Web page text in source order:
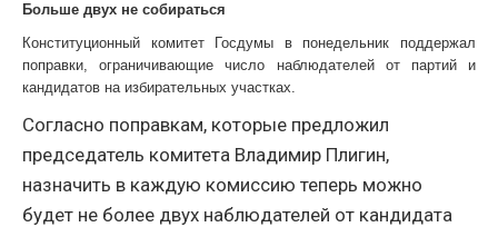
Больше двух не собираться
Конституционный комитет Госдумы в понедельник поддержал
поправки, ограничивающие число наблюдателей от партий и
кандидатов на избирательных участках.
Согласно поправкам, которые предложил
председатель комитета Владимир Плигин,
назначить в каждую комиссию теперь можно
будет не более двух наблюдателей от кандидата